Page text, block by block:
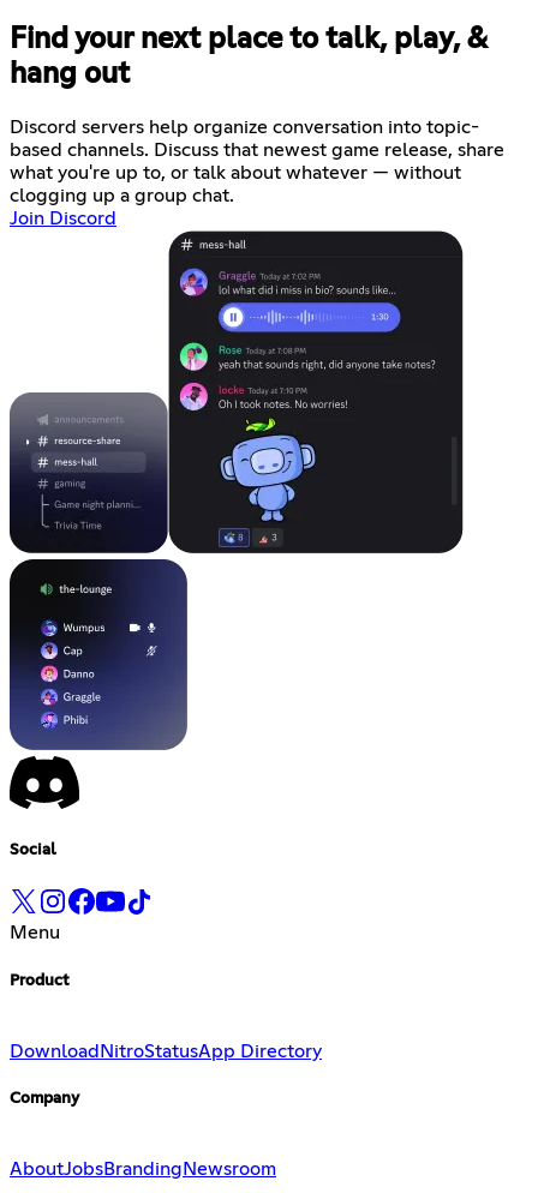
Find your next place to talk, play, &
hang out
Discord servers help organize conversation into topic-
based channels. Discuss that newest game release, share
what you're up to, or talk about whatever — without
clogging up a group chat.
Join Discord
Social
Menu
Product
Download NitroStatusApp Directory
Company
AboutJobsBranding Newsroom